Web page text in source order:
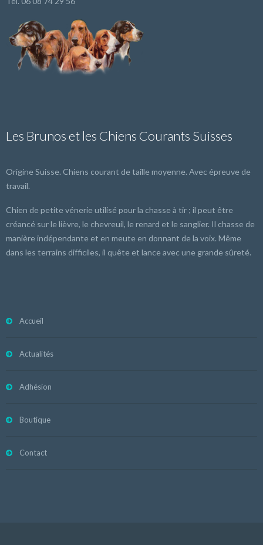
Les Brunos et les Chiens Courants Suisses
Origine Suisse. Chiens courant de taille moyenne. Avec épreuve de
travail.
Chien de petite vénerie utilisé pour la chasse à tir ; il peut être
créancé sur le lièvre, le chevreuil, le renard et le sanglier. Il chasse de
manière indépendante et en meute en donnant de la voix. Même
dans les terrains difficiles, il quête et lance avec une grande sûreté.
Accueil
Actualités
Adhésion
Boutique
Contact